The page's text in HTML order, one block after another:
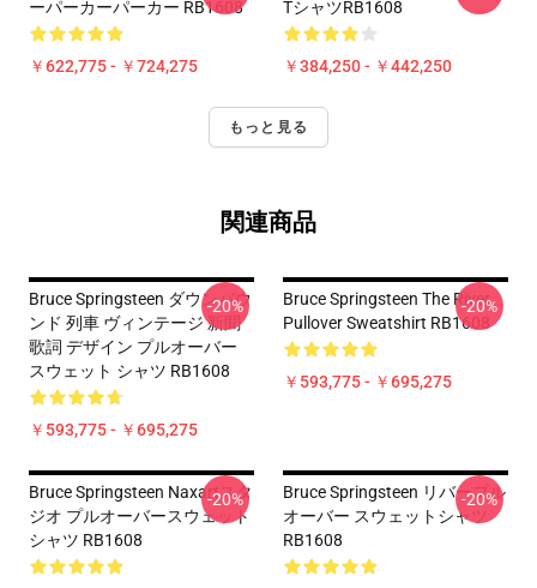
ーパーカーパーカー RB1608
￥622,775 - ￥724,275
TシャツRB1608
￥384,250 - ￥442,250
もっと見る
関連商品
Bruce Springsteen ダウンバウ
ンド 列車 ヴィンテージ 新聞
歌詞 デザイン プルオーバー
スウェット シャツ RB1608
￥593,775 - ￥695,275
-20%
Bruce Springsteen The River
Pullover Sweatshirt RB1608
￥593,775 - ￥695,275
-20%
Bruce Springsteen Naxartスタ
ジオ プルオーバースウェット
シャツ RB1608
-20%
Bruce Springsteen リバープル
オーバー スウェットシャツ
RB1608
-20%